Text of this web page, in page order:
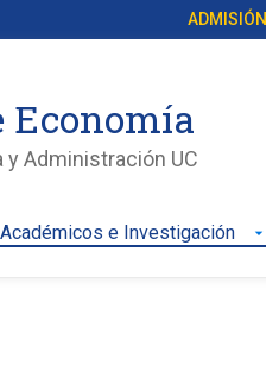
ADMISIÓN
y Administración UC
Académicos e Investigación arrow_drop_down